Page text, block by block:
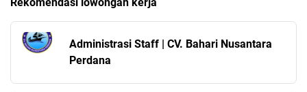
Administrasi Staff | CV. Bahari Nusantara
Perdana